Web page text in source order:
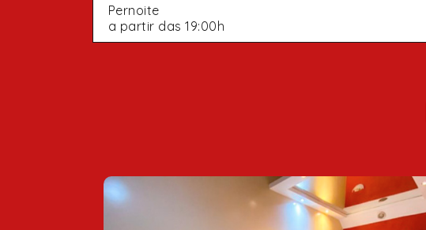
Pernoite
a partir das 19:00h